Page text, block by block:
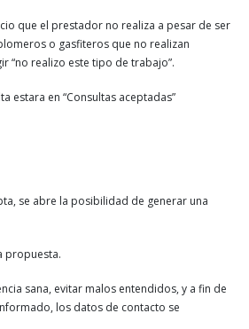
que el prestador no realiza a pesar de ser
o gasfiteros que no realizan
“no realizo este tipo de trabajo”.
estara en “Consultas aceptadas”
se abre la posibilidad de generar una
propuesta.
sana, evitar malos entendidos, y a fin de
los datos de contacto se